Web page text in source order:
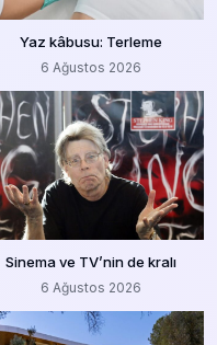
Yaz kâbusu: Terleme
6 Ağustos 2026
Sinema ve TV’nin de kralı
6 Ağustos 2026